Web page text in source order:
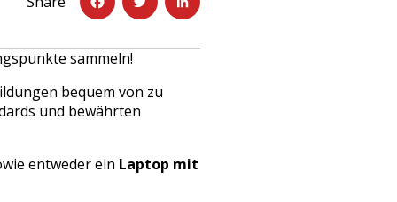
k
sammeln!
bequem von zu
und bewährten
entweder ein Laptop mit